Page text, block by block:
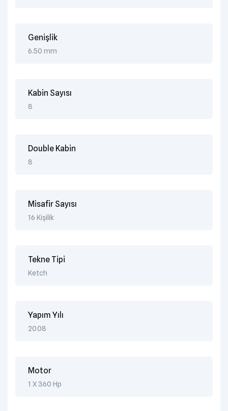
Genişlik
6.50 mm
Kabin Sayısı
8
Double Kabin
8
Misafir Sayısı
16 Kişilik
Tekne Tipi
Ketch
Yapım Yılı
2008
Motor
1 X 360 Hp